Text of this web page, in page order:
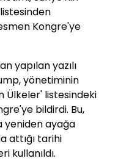
Kongre'ye
yapılan yazılı
yönetiminin
Ülkeler' listesindeki
bildirdi. Bu,
yeniden ayağa
attığı tarihi
kullanıldı.